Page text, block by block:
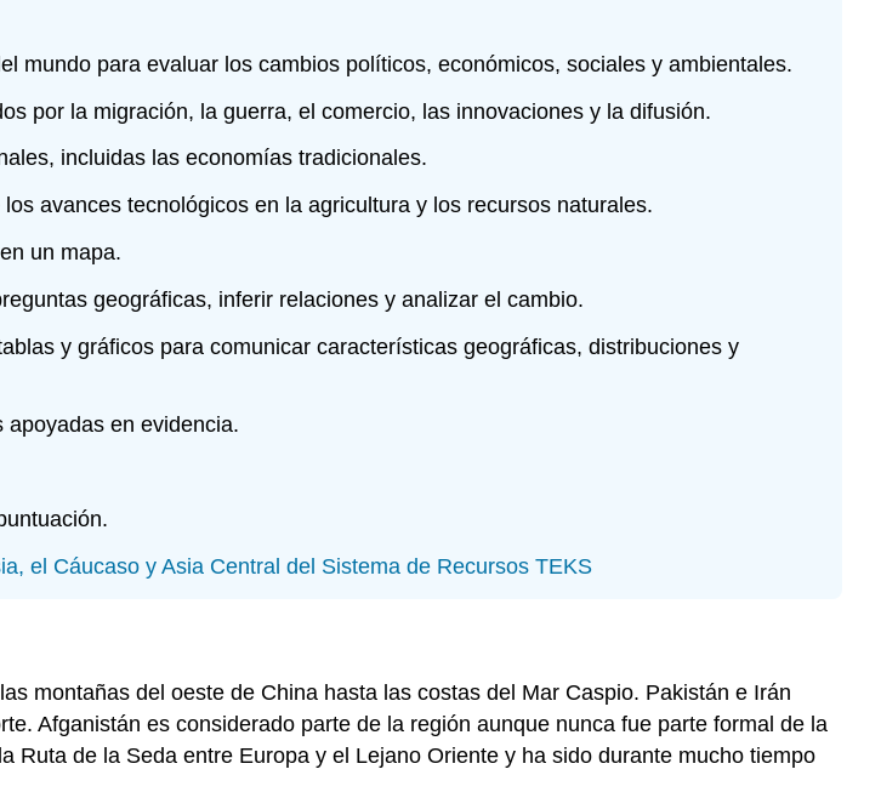
mundo para evaluar los cambios políticos, económicos, sociales y ambientales.
por la migración, la guerra, el comercio, las innovaciones y la difusión.
incluidas las economías tradicionales.
avances tecnológicos en la agricultura y los recursos naturales.
un mapa.
geográficas, inferir relaciones y analizar el cambio.
y gráficos para comunicar características geográficas, distribuciones y
en evidencia.
el Cáucaso y Asia Central del Sistema de Recursos TEKS
montañas del oeste de China hasta las costas del Mar Caspio. Pakistán e Irán
Afganistán es considerado parte de la región aunque nunca fue parte formal de la
de la Seda entre Europa y el Lejano Oriente y ha sido durante mucho tiempo